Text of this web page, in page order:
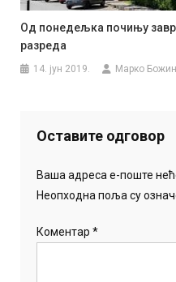
Од понедељка почињу
разреда
14. јун 2019. Марко
Оставите одговор
Ваша адреса е-поште
Неопходна поља су
Коментар*